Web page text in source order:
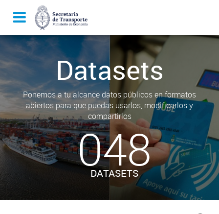
Datasets
Ponemos a tu alcance datos públicos en formatos
abiertos para que puedas usarlos, modificarlos y
compartirlos
048
DATASETS